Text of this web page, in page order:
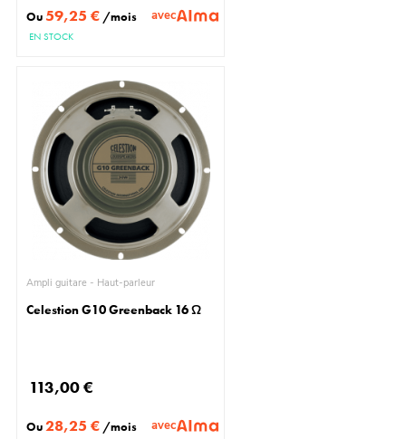
Ou59,25 € /mois avec
EN STOCK
Ampli guitare - Haut-parleur
Celestion G10 Greenback 16 Ω
113,00 €
Ou28,25 € /mois avec